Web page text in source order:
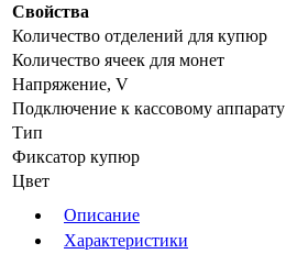
Свойства
Количество отделений для купюр
Количество ячеек для монет
Напряжение, V
Подключение к кассовому аппарату
Тип
Фиксатор купюр
Цвет
Описание
Характеристики